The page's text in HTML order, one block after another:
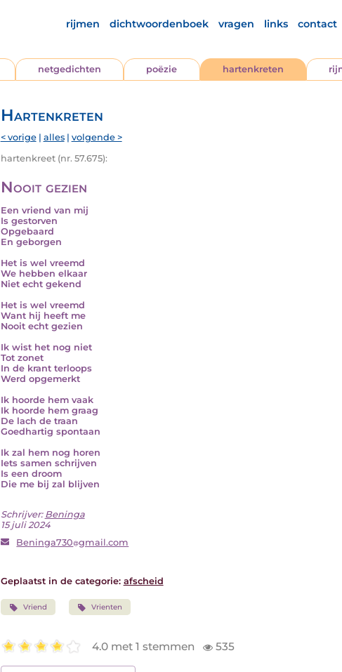
rijmen dichtwoordenboek vragen links contact
netgedichten poëzie hartenkreten
Hartenkreten
< vorige| alles| volgende >
hartenkreet (nr. 57.675):
Nooit gezien
Een vriend van mij
Is gestorven
Opgebaard
En geborgen
Het is wel vreemd
We hebben elkaar
Niet echt gekend
Het is wel vreemd
Want hij heeft me
Nooit echt gezien
Ik wist het nog niet
Tot zonet
In de krant terloops
Werd opgemerkt
Ik hoorde hem vaak
Ik hoorde hem graag
De lach de traan
Goedhartig spontaan
Ik zal hem nog horen
Iets samen schrijven
Is een droom
Die me bij zal blijven
Schrijver: Beninga
15 juli 2024
Beninga730 gmail.com
Geplaatst in de categorie: afscheid
Vriend Vrienten
4.0 met 1 stemmen 535